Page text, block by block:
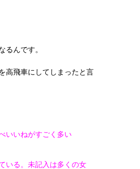
るんです。
高飛車にしてしまったと言
いいねがすごく多い
いる。未記入は多くの女